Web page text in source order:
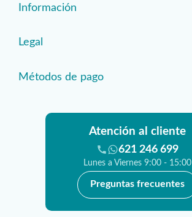
Información
Legal
Métodos de pago
Atención al cliente
621 246 699
Lunes a Viernes 9:00 - 15:00
Preguntas frecuentes